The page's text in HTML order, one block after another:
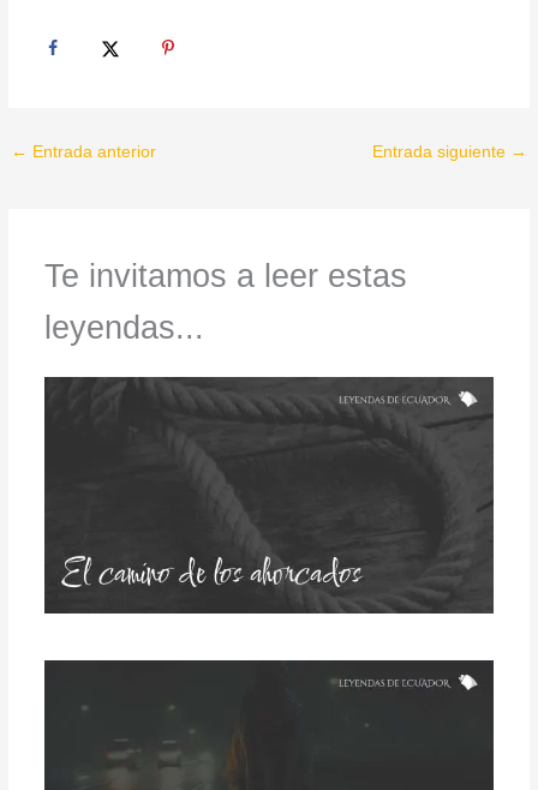
← Entrada anterior Entrada siguiente →
Te invitamos a leer estas
leyendas...